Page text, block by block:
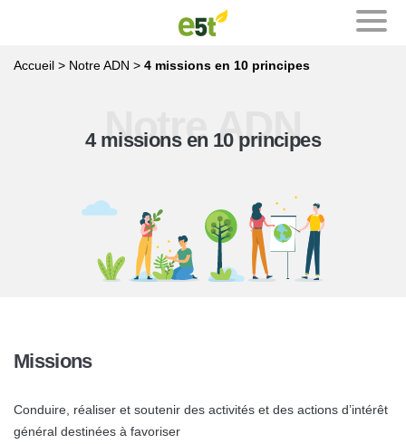
Evenements
Nos publications
Formations
Accueil > Notre ADN > 4 missions en 10 principes
Notre ADN
4 missions en 10 principes
Missions
Conduire, réaliser et soutenir des activités et des actions d’intérêt
général destinées à favoriser